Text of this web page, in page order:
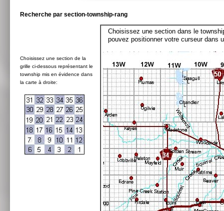
Recherche par section-township-rang
Choisissez une section de la
grille ci-dessous représentant le
township mis en évidence dans
la carte à droite:
Choisissez une section dans le
pouvez positionner votre curseur dans